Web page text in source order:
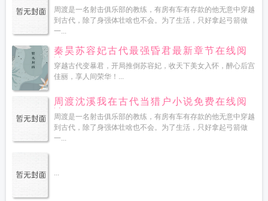
周渡是一名射击俱乐部的教练，有房有车有存款的他无意中穿越
到古代，除了身强体壮啥也不会。为了生活，只好拿起弓箭做
一...
秦昊苏容妃古代最强昏君最新章节在线阅
读
穿越古代变暴君，开局推倒苏容妃，收天下美女入怀，醉心后宫
佳丽，享人间荣华！...
周渡沈溪我在古代当猎户小说免费在线阅
读
周渡是一名射击俱乐部的教练，有房有车有存款的他无意中穿越
到古代，除了身强体壮啥也不会。为了生活，只好拿起弓箭做
一...
...